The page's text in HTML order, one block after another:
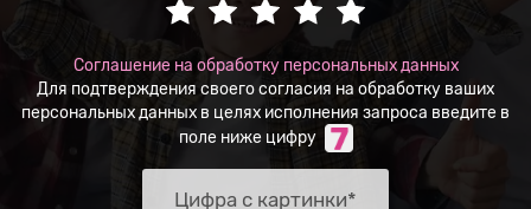
Соглашение на обработку персональных данных
Для подтверждения своего согласия на обработку ваших
персональных данных в целях исполнения запроса введите в
поле ниже цифру